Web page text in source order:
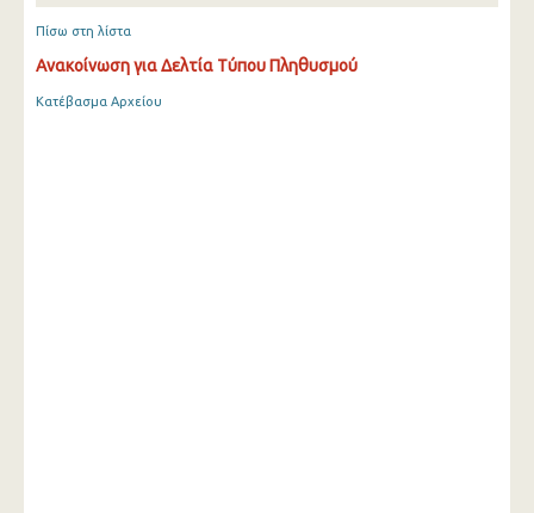
Πίσω στη λίστα
Ανακοίνωση για Δελτία Τύπου Πληθυσμού
Κατέβασμα Αρχείου